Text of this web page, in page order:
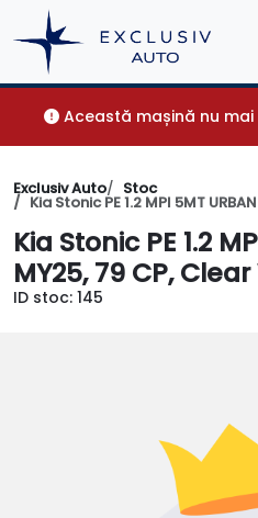
Această mașină nu
Exclusiv Auto Stoc
Kia Stonic PE 1.2 MPI 5MT
Kia Stonic PE 1.2
MY25, 79 CP,
ID stoc: 145